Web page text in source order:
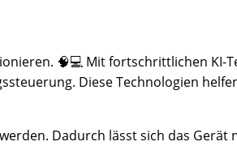
🧠💻 Mit fortschrittlichen KI-
Diese Technologien
Dadurch lässt sich das